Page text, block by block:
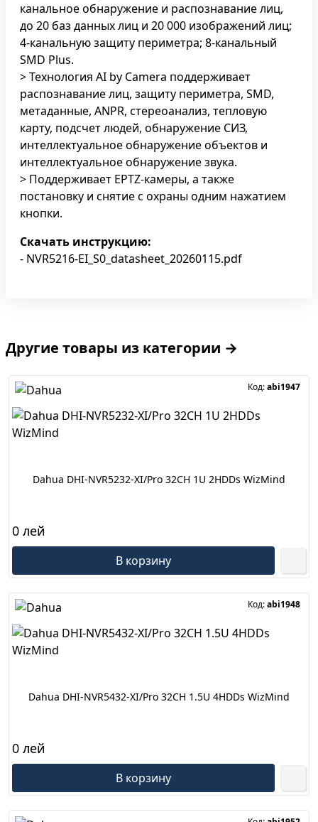
канальное обнаружение и распознавание лиц,
до 20 баз данных лиц и 20 000 изображений лиц;
4-канальную защиту периметра; 8-канальный
SMD Plus.
> Технология AI by Camera поддерживает
распознавание лиц, защиту периметра, SMD,
метаданные, ANPR, стереоанализ, тепловую
карту, подсчет людей, обнаружение СИЗ,
интеллектуальное обнаружение объектов и
интеллектуальное обнаружение звука.
> Поддерживает EPTZ-камеры, а также
постановку и снятие с охраны одним нажатием
кнопки.
Скачать инструкцию:
- NVR5216-EI_S0_datasheet_20260115.pdf
Другие товары из категории →
Код:abi1947
Dahua DHI-NVR5232-XI/Pro 32CH 1U 2HDDs WizMind
0 лей
В корзину
Код:abi1948
Dahua DHI-NVR5432-XI/Pro 32CH 1.5U 4HDDs WizMind
0 лей
В корзину